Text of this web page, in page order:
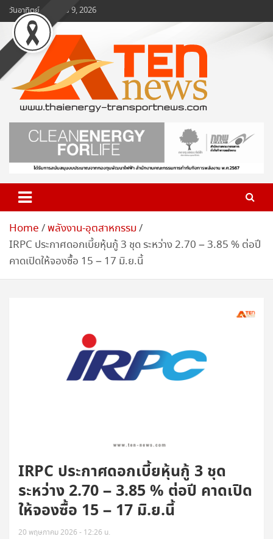
Skip
to
content
วันอาทิตย์, สิงหาคม 9, 2026
www.ten-news.com
ข่าวพลังงานและคมนาคม
Home พลังงาน-อุตสาหกรรม
IRPC ประกาศดอกเบี้ยหุ้นกู้ 3 ชุด ระหว่าง 2.70 – 3.85 % ต่อปี
คาดเปิดให้จองซื้อ 15 – 17 มิ.ย.นี้
IRPC ประกาศดอกเบี้ยหุ้นกู้ 3 ชุด
ระหว่าง 2.70 – 3.85 % ต่อปี คาดเปิด
ให้จองซื้อ 15 – 17 มิ.ย.นี้
20 พฤษภาคม 2026 - 12:26 น.